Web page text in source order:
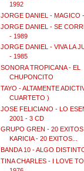
1992
JORGE DANIEL - MAGICO
JORGE DANIEL - SE
- 1989
JORGE DANIEL - VIVA LA
- 1985
SONORA TROPICANA - EL
CHUPONCITO
TAYO - ALTAMENTE
CUARTETO )
JOSE FELICIANO - LO
2001 - 3 CD
GRUPO GREN - 20
KARICIA - 20 EXITOS...
BANDA 10 - ALGO
TINA CHARLES - I LOVE